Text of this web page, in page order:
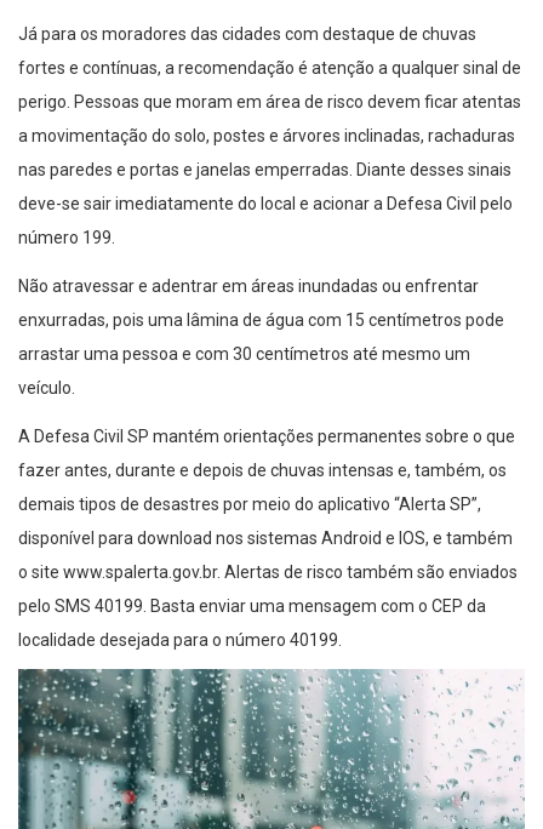
Já para os moradores das cidades com destaque de chuvas
fortes e contínuas, a recomendação é atenção a qualquer sinal de
perigo. Pessoas que moram em área de risco devem ficar atentas
a movimentação do solo, postes e árvores inclinadas, rachaduras
nas paredes e portas e janelas emperradas. Diante desses sinais
deve-se sair imediatamente do local e acionar a Defesa Civil pelo
número 199.
Não atravessar e adentrar em áreas inundadas ou enfrentar
enxurradas, pois uma lâmina de água com 15 centímetros pode
arrastar uma pessoa e com 30 centímetros até mesmo um
veículo.
A Defesa Civil SP mantém orientações permanentes sobre o que
fazer antes, durante e depois de chuvas intensas e, também, os
demais tipos de desastres por meio do aplicativo “Alerta SP”,
disponível para download nos sistemas Android e IOS, e também
o site www.spalerta.gov.br. Alertas de risco também são enviados
pelo SMS 40199. Basta enviar uma mensagem com o CEP da
localidade desejada para o número 40199.